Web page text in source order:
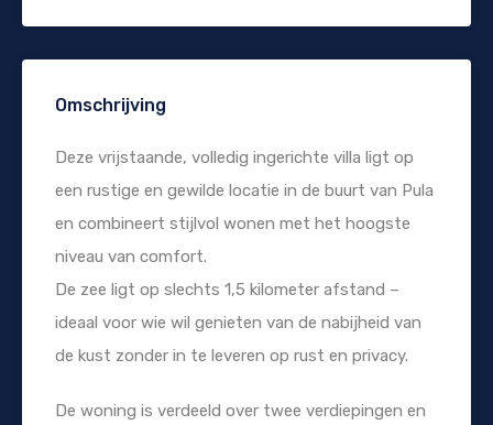
Omschrijving
Deze vrijstaande, volledig ingerichte villa ligt op
een rustige en gewilde locatie in de buurt van Pula
en combineert stijlvol wonen met het hoogste
niveau van comfort.
De zee ligt op slechts 1,5 kilometer afstand –
ideaal voor wie wil genieten van de nabijheid van
de kust zonder in te leveren op rust en privacy.
De woning is verdeeld over twee verdiepingen en